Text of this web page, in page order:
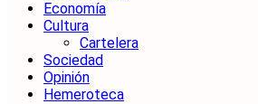
Economía
Cultura
Cartelera
Sociedad
Opinión
Hemeroteca